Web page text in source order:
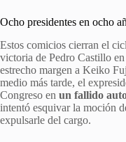
Ocho presidentes en ocho
Estos comicios cierran el
victoria de Pedro Castillo
estrecho margen a Keiko
medio más tarde, el
Congreso en un fallido
intentó esquivar la moción
expulsarle del cargo.